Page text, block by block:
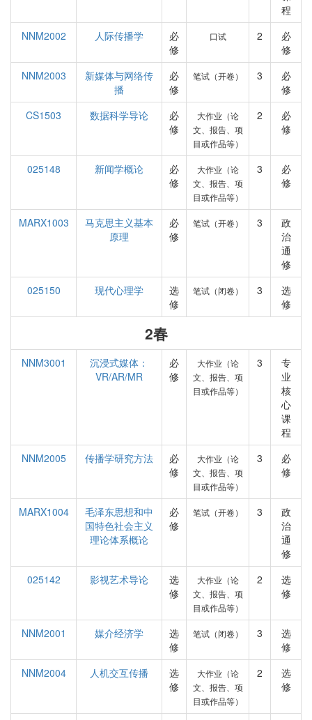
程
NNM2002
人际传播学
必
修
口试 2
必
修
NNM2003
新媒体与网络传
播
必
修
笔试（开卷） 3
必
修
CS1503
数据科学导论
必
修
大作业（论
文、报告、项
目或作品等）
2
必
修
025148 新闻学概论
必
修
大作业（论
文、报告、项
目或作品等）
3
必
修
MARX1003
马克思主义基本
原理
必
修
笔试（开卷） 3
政
治
通
修
025150
现代心理学
选
修
笔试（闭卷） 3
选
修
2春
NNM3001
沉浸式媒体：
VR/AR/MR
必
修
大作业（论
文、报告、项
目或作品等）
3
专
业
核
心
课
程
NNM2005
传播学研究方法
必
修
大作业（论
文、报告、项
目或作品等）
3
必
修
MARX1004
毛泽东思想和中
国特色社会主义
理论体系概论
必
修
笔试（开卷） 3
政
治
通
修
025142
影视艺术导论
选
修
大作业（论
文、报告、项
目或作品等）
2
选
修
NNM2001 媒介经济学
选
修
笔试（闭卷） 3
选
修
NNM2004
人机交互传播
选
修
大作业（论
文、报告、项
目或作品等）
2
选
修